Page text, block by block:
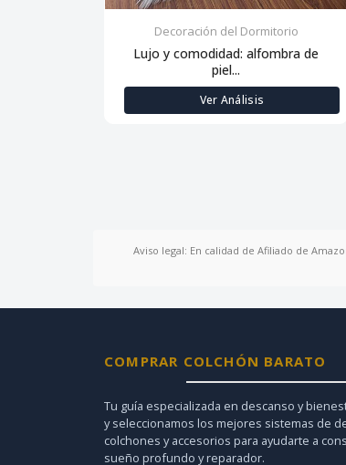
Decoración del Dormitorio
Lujo y comodidad: alfombra de
piel...
Ver Análisis
Aviso legal: En calidad de Afiliado de
COMPRAR COLCHÓN BARATO
Tu guía especializada en descanso y
y seleccionamos los mejores sistemas de
colchones y accesorios para ayudarte a
sueño profundo y reparador.